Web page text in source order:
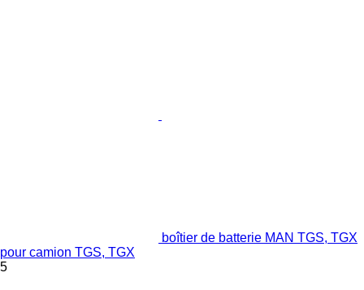
boîtier de batterie MAN TGS, TGX
pour camion TGS, TGX
5